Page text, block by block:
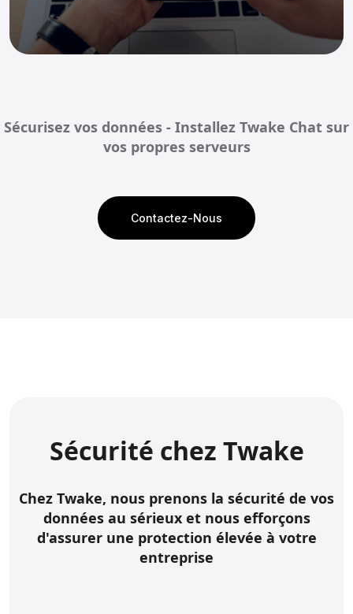
Sécurisez vos données - Installez Twake Chat sur
vos propres serveurs
Contactez-Nous
Sécurité chez Twake
Chez Twake, nous prenons la sécurité de vos
données au sérieux et nous efforçons
d'assurer une protection élevée à votre
entreprise